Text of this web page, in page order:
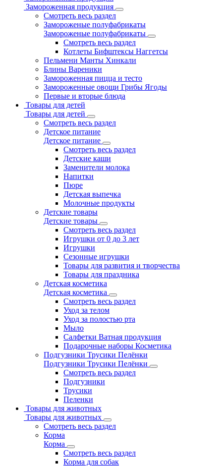
Замороженная продукция
Смотреть весь раздел
Замороженые полуфабрикаты
Замороженые полуфабрикаты
Смотреть весь раздел
Котлеты Бифштексы Наггетсы
Пельмени Манты Хинкали
Блины Вареники
Замороженная пицца и тесто
Замороженные овощи Грибы Ягоды
Первые и вторые блюда
Товары для детей
Товары для детей
Смотреть весь раздел
Детское питание
Детское питание
Смотреть весь раздел
Детские каши
Заменители молока
Напитки
Пюре
Детская выпечка
Молочные продукты
Детские товары
Детские товары
Смотреть весь раздел
Игрушки от 0 до 3 лет
Игрушки
Сезонные игрушки
Товары для развития и творчества
Товары для праздника
Детская косметика
Детская косметика
Смотреть весь раздел
Уход за телом
Уход за полостью рта
Мыло
Салфетки Ватная продукция
Подарочные наборы Косметика
Подгузники Трусики Пелёнки
Подгузники Трусики Пелёнки
Смотреть весь раздел
Подгузники
Трусики
Пеленки
Товары для животных
Товары для животных
Смотреть весь раздел
Корма
Корма
Смотреть весь раздел
Корма для собак